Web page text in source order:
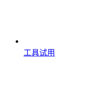
工具试用